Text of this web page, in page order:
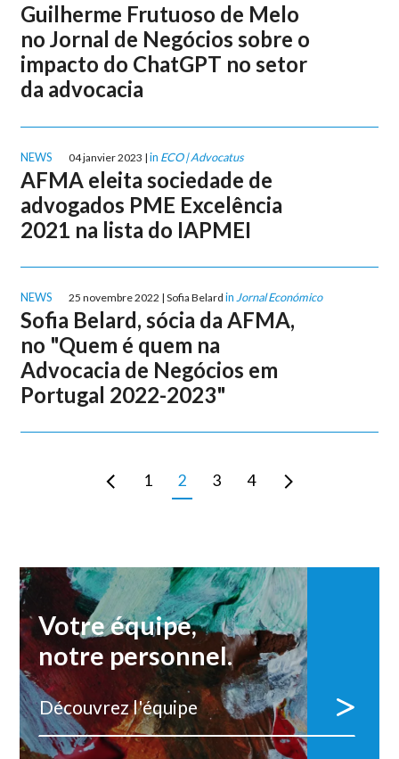
Guilherme Frutuoso de Melo
no Jornal de Negócios sobre o
impacto do ChatGPT no setor
da advocacia
NEWS 04 janvier 2023 |in ECO | Advocatus
AFMA eleita sociedade de
advogados PME Excelência
2021 na lista do IAPMEI
NEWS 25 novembre 2022 | Sofia Belardin Jornal Económico
Sofia Belard, sócia da AFMA,
no "Quem é quem na
Advocacia de Negócios em
Portugal 2022-2023"
1 2 3 4
Votre équipe,
notre personnel.
Découvrez l'équipe